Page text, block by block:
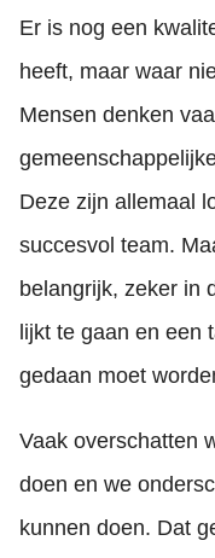
Er is nog een
heeft, maar waar
Mensen denken
Deze zijn allemaal
succesvol team.
belangrijk, zeker in
lijkt te gaan en een
gedaan moet
Vaak overschatten
doen en we
kunnen doen. Dat